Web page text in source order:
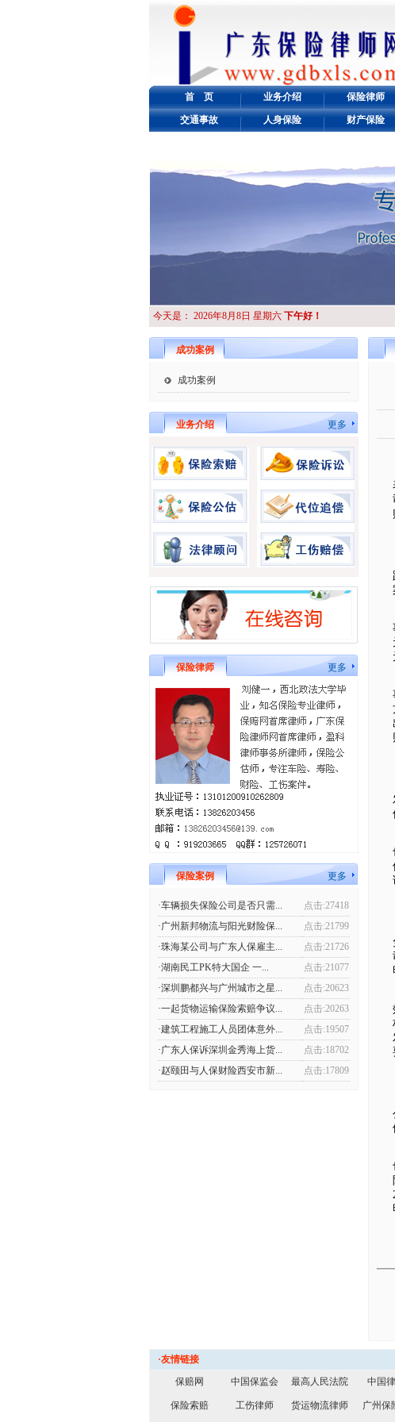
首 页 业务介绍 保险律师
交通事故 人身保险 财产保险
今天是： 2026年8月8日 星期六 下午好！
成功案例
成功案例
业务介绍 更多
保险律师 更多
保险案例 更多
·车辆损失保险公司是否只需...
点击:27418
·广州新邦物流与阳光财险保...
点击:21799
·珠海某公司与广东人保雇主...
点击:21726
·湖南民工PK特大国企 一...
点击:21077
·深圳鹏都兴与广州城市之星...
点击:20623
·一起货物运输保险索赔争议...
点击:20263
·建筑工程施工人员团体意外...
点击:19507
·广东人保诉深圳金秀海上货...
点击:18702
·赵颐田与人保财险西安市新...
点击:17809
·友情链接
保赔网
中国保监会 最高人民法院 中国
保险索赔 工伤律师 货运物流律师 广州保